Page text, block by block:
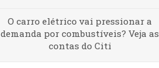
O carro elétrico vai pressionar a
demanda por combustíveis? Veja as
contas do Citi